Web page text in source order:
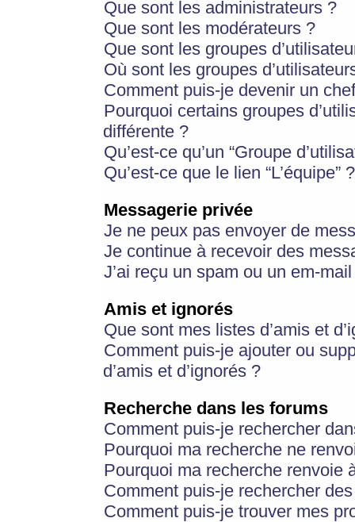
Que sont les administrateurs ?
Que sont les modérateurs ?
Que sont les groupes
Où sont les groupes
Comment puis-je devenir un
Pourquoi certains groupes
différente ?
Qu’est-ce qu’un “Groupe
Qu’est-ce que le lien “L’équipe” ?
Messagerie privée
Je ne peux pas envoyer de
Je continue à recevoir des
J’ai reçu un spam ou un em-
Amis et ignorés
Que sont mes listes d’amis et
Comment puis-je ajouter ou
d’amis et d’ignorés ?
Recherche dans les forums
Comment puis-je rechercher
Pourquoi ma recherche ne
Pourquoi ma recherche renvoie
Comment puis-je rechercher
Comment puis-je trouver mes